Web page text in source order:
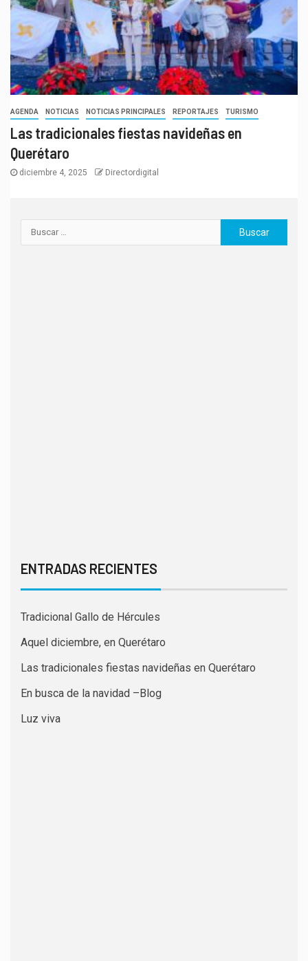
AGENDA NOTICIAS NOTICIAS PRINCIPALES REPORTAJES TURISMO
Las tradicionales fiestas navideñas en
Querétaro
diciembre 4, 2025 Directordigital
ENTRADAS RECIENTES
Tradicional Gallo de Hércules
Aquel diciembre, en Querétaro
Las tradicionales fiestas navideñas en Querétaro
En busca de la navidad –Blog
Luz viva